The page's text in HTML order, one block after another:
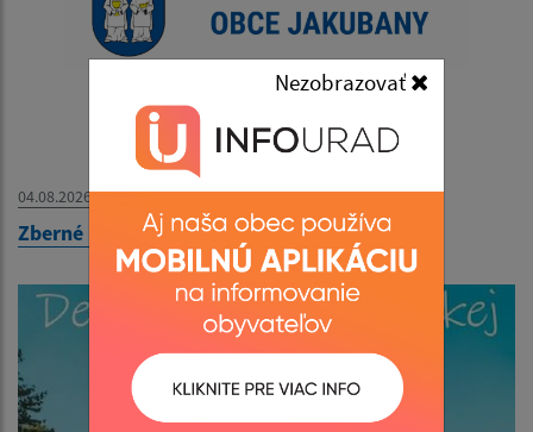
Nezobrazovať
04.08.2026
Zberné miesto - OZNAM